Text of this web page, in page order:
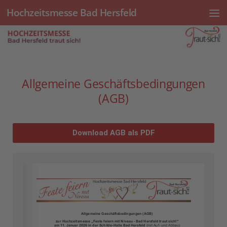
Unter dem Inhalt
Hochzeitsmesse Bad Hersfeld
Allgemeine Geschäftsbedingungen
(AGB)
Download AGB als PDF